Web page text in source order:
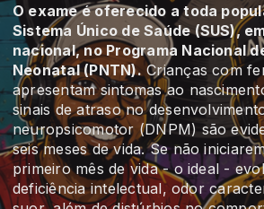
O exame é oferecido a toda
Sistema Único de Saúde (SUS),
nacional, no Programa Nacional
Neonatal (PNTN). Crianças com
apresentam sintomas ao
sinais de atraso no
neuropsicomotor (DNPM) são
seis meses de vida. Se não
primeiro mês de vida - o ideal -
deficiência intelectual, odor